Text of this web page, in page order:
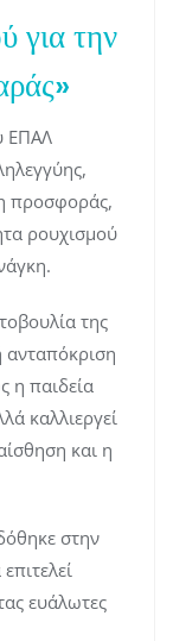
για την
ΕΠΑΛ
προσφοράς,
ρουχισμού
της
ανταπόκριση
η παιδεία
καλλιεργεί
και η
στην
ευάλωτες